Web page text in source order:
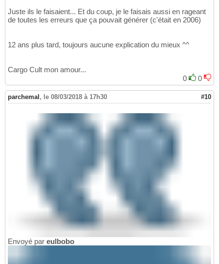
Juste ils le faisaient... Et du coup, je le faisais aussi en rageant
de toutes les erreurs que ça pouvait générer (c'était en 2006)
12 ans plus tard, toujours aucune explication du mieux ^^
Cargo Cult mon amour...
0
0
parchemal , le 08/03/2018 à 17h30 #10
Envoyé par eulbobo